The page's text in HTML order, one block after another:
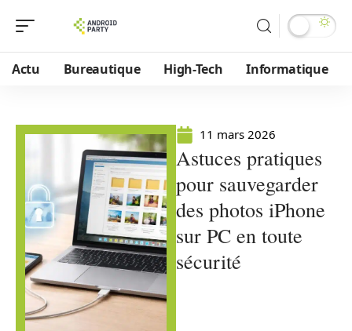
Actu Bureautique High-Tech Informatique
11 mars 2026
Astuces pratiques
pour sauvegarder
des photos iPhone
sur PC en toute
sécurité